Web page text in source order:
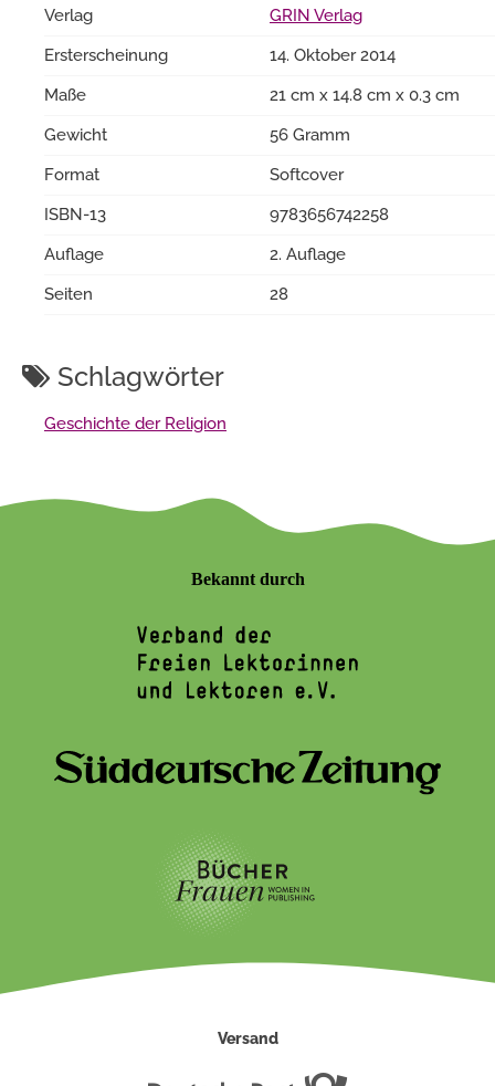
Verlag
GRIN Verlag
Ersterscheinung
14. Oktober 2014
Maße
21 cm x 14.8 cm x 0.3 cm
Gewicht
56 Gramm
Format
Softcover
ISBN-13
9783656742258
Auflage
2. Auflage
Seiten
28
Schlagwörter
Geschichte der Religion
Bekannt durch
Versand